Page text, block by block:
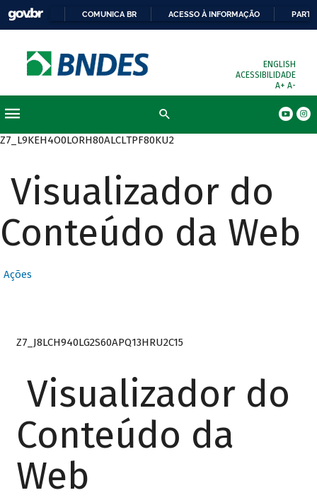
COMUNICA BR ACESSO À INFORMAÇÃO
ENGLISH
ACESSIBILIDADE
A+ A-
Z7_L9KEH4O0LORH80ALCLTPF80KU2
Visualizador do
Conteúdo da Web
Ações
Z7_J8LCH940LG2S60APQ13HRU2C15
Visualizador do
Conteúdo da
Web